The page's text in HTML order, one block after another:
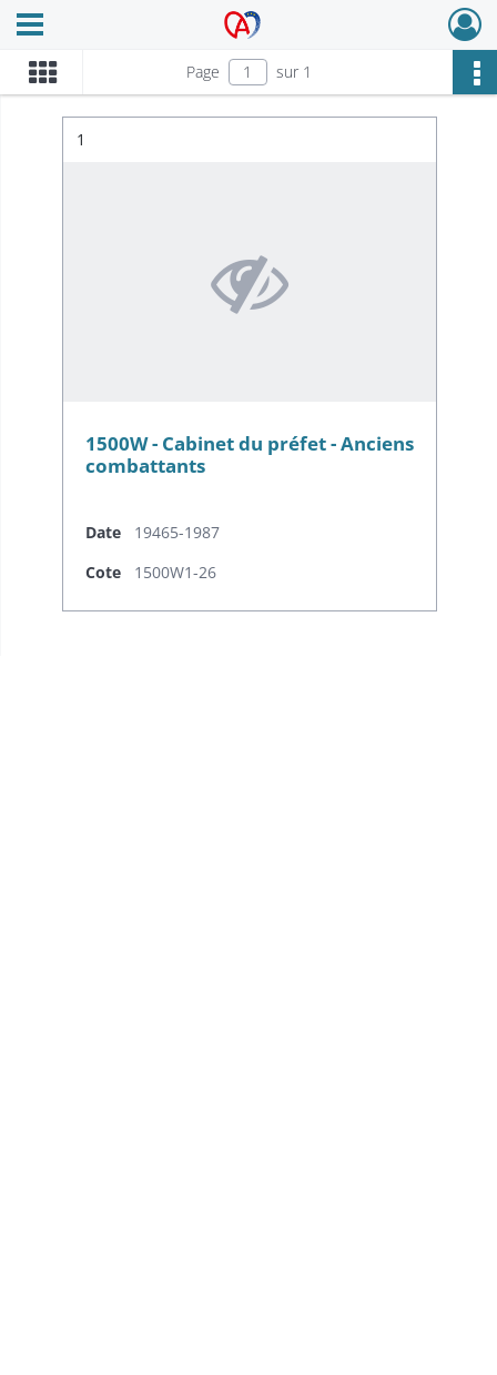
Archives Alsace - Colmar
Ouvrir le menu déroulant
Page sur 1
Résultat n°
1
1500W - Cabinet du préfet - Anciens
combattants
Date
19465-1987
Cote
1500W1-26